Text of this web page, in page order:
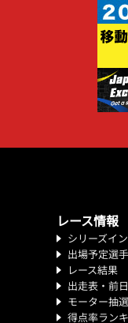
レース情報
シリーズイ
出場予定選
レース結果
出走表・前
モーター抽
得点率ラン